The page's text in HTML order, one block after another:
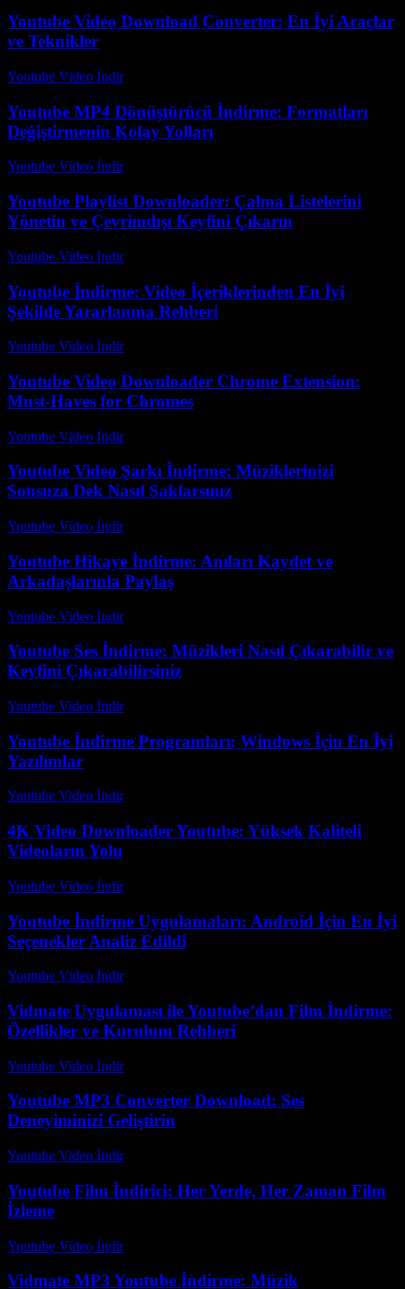
Youtube Video Download Converter: En İyi Araçlar
ve Teknikler
Youtube Video İndir-
Youtube MP4 Dönüştürücü İndirme: Formatları
Değiştirmenin Kolay Yolları
Youtube Video İndir-
Youtube Playlist Downloader: Çalma Listelerini
Yönetin ve Çevrimdışı Keyfini Çıkarın
Youtube Video İndir-
Youtube İndirme: Video İçeriklerinden En İyi
Şekilde Yararlanma Rehberi
Youtube Video İndir-
Youtube Video Downloader Chrome Extension:
Must-Haves for Chromes
Youtube Video İndir-
Youtube Video Şarkı İndirme: Müziklerinizi
Sonsuza Dek Nasıl Saklarsınız
Youtube Video İndir-
Youtube Hikaye İndirme: Anıları Kaydet ve
Arkadaşlarınla Paylaş
Youtube Video İndir-
Youtube Ses İndirme: Müzikleri Nasıl Çıkarabilir ve
Keyfini Çıkarabilirsiniz
Youtube Video İndir-
Youtube İndirme Programları: Windows İçin En İyi
Yazılımlar
Youtube Video İndir-
4K Video Downloader Youtube: Yüksek Kaliteli
Videoların Yolu
Youtube Video İndir-
Youtube İndirme Uygulamaları: Android İçin En İyi
Seçenekler Analiz Edildi
Youtube Video İndir-
Vidmate Uygulaması ile Youtube’dan Film İndirme:
Özellikler ve Kurulum Rehberi
Youtube Video İndir-
Youtube MP3 Converter Download: Ses
Deneyiminizi Geliştirin
Youtube Video İndir-
Youtube Film İndirici: Her Yerde, Her Zaman Film
İzleme
Youtube Video İndir-
Vidmate MP3 Youtube İndirme: Müzik